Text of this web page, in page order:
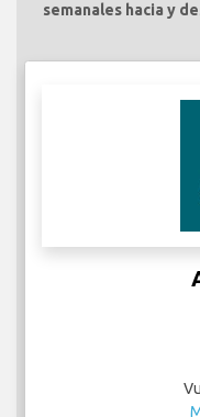
semanales hacia y